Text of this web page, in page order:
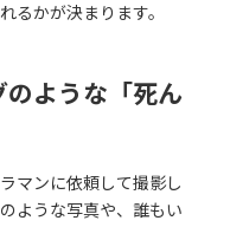
るかが決まります。
ような「死ん
マンに依頼して撮影し
ような写真や、誰もい